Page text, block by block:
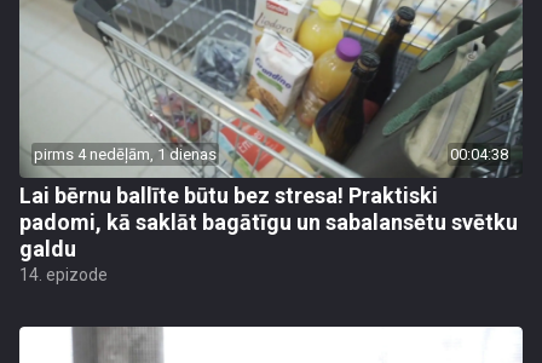
pirms 4 nedēļām, 1 dienas 00:04:38
Lai bērnu ballīte būtu bez stresa! Praktiski
padomi, kā saklāt bagātīgu un sabalansētu svētku
galdu
14. epizode